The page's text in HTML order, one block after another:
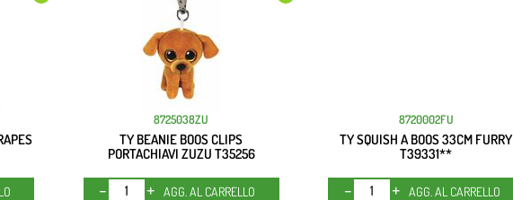
8725038ZU
TY BEANIE BOOS CLIPS
PORTACHIAVI ZUZU T35256
Quantità
AGG. AL CARRELLO
8720002FU
TY SQUISH A BOOS 33CM FURRY
T39331**
Quantità
AGG. AL CARRELLO